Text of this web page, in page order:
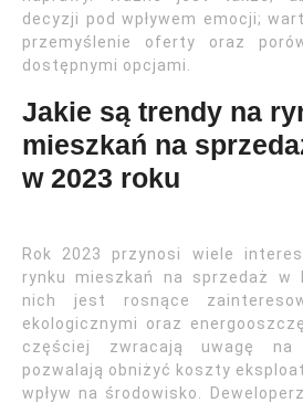
decyzji pod wpływem emocji;
przemyślenie oferty oraz
dostępnymi opcjami.
Jakie są trendy na
mieszkań na
w 2023 roku
Rok 2023 przynosi wiele
rynku mieszkań na sprzedaż w
nich jest rosnące
ekologicznymi oraz
częściej zwracają uwagę na
pozwalają obniżyć koszty
wpływ na środowisko.